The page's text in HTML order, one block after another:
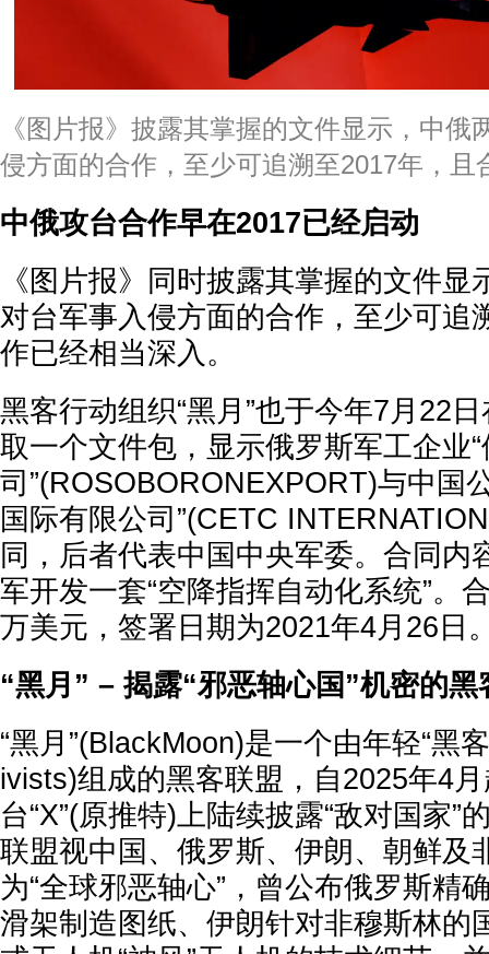
《图片报》披露其掌握的文件显示，中俄
侵方面的合作，至少可追溯至2017年，且
中俄攻台合作早在2017已经启动
《图片报》同时披露其掌握的文件
对台军事入侵方面的合作，至少可追
作已经相当深入。
黑客行动组织“黑月”也于今年7月22
取一个文件包，显示俄罗斯军工企业
司”(ROSOBORONEXPORT)与中国
国际有限公司”(CETC
同，后者代表中国中央军委。合同内
军开发一套“空降指挥自动化系统”。
万美元，签署日期为2021年4月26日
“黑月” – 揭露“邪恶轴心国”机密的黑
“黑月”(BlackMoon)是一个由年轻“黑
ivists)组成的黑客联盟，自2025年4
台“X”(原推特)上陆续披露“敌对国家”
联盟视中国、俄罗斯、伊朗、朝鲜及
为“全球邪恶轴心”，曾公布俄罗斯精
滑架制造图纸、伊朗针对非穆斯林的